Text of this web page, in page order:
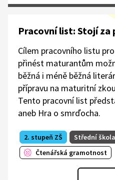
Pracovní list: Stojí za
Cílem pracovního listu
přinést maturantům
běžná i méně běžná
přípravu na maturitní
Tento pracovní list
aneb Hra o smrďocha.
2. stupeň ZŠ Střední škola
Čtenářská gramotnost